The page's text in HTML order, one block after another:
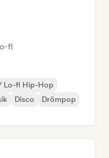
fi
Lo-fi Hip-Hop
Disco
Drömpop